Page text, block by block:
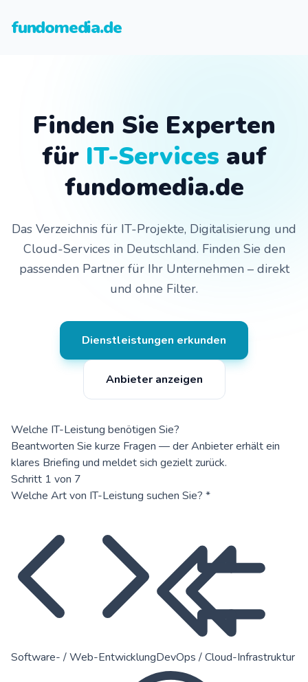
fundomedia.de
Finden Sie Experten
für IT-Services auf
fundomedia.de
Das Verzeichnis für IT-Projekte, Digitalisierung und
Cloud-Services in Deutschland. Finden Sie den
passenden Partner für Ihr Unternehmen – direkt
und ohne Filter.
Dienstleistungen erkunden
Anbieter anzeigen
Welche IT-Leistung benötigen Sie?
Beantworten Sie kurze Fragen — der Anbieter erhält ein
klares Briefing und meldet sich gezielt zurück.
Schritt 1 von 7
Welche Art von IT-Leistung suchen Sie? *
Software- / Web-EntwicklungDevOps / Cloud-Infrastruktur